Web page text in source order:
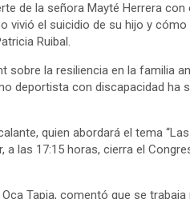
de la señora Mayté Herrera
vivió el suicidio de su hijo y
Ruibal.
la resiliencia en la familia
deportista con discapacidad ha
quien abordará el tema
a las 17:15 horas, cierra el
Tapia, comentó que se